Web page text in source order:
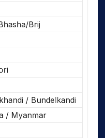
Brij
/ Bundelkandi
/ Myanmar